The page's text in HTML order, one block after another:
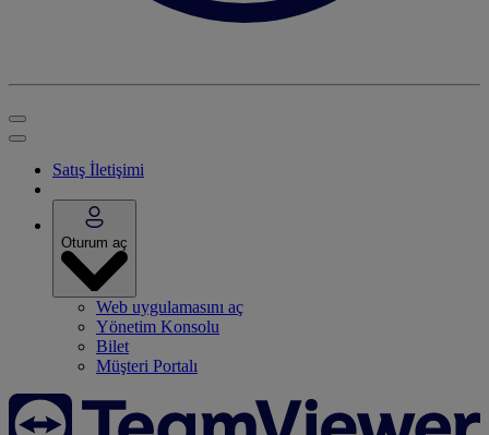
Satış İletişimi
Oturum aç
Web uygulamasını aç
Yönetim Konsolu
Bilet
Müşteri Portalı